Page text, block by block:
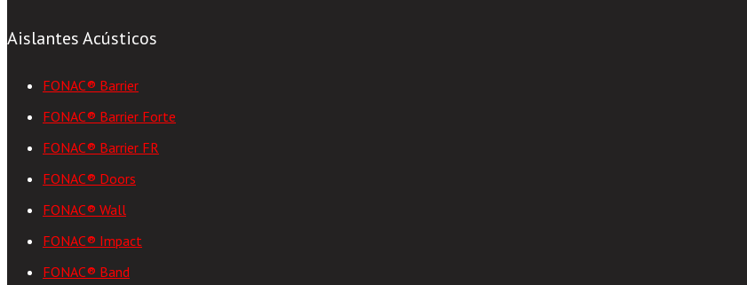
Aislantes Acústicos
FONAC® Barrier
FONAC® Barrier Forte
FONAC® Barrier FR
FONAC® Doors
FONAC® Wall
FONAC® Impact
FONAC® Band